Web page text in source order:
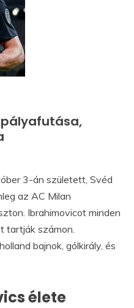
3-án született, Svéd
az AC Milan
Ibrahimovicot minden
tartják számon.
bajnok, gólkirály, és
élete